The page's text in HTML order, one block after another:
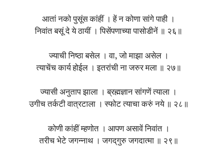
आतां नको पुसूंस कांहीं । हें न कोणा सांगे पाही ।
निवांत बसूं दे ये ठायीं । पिसेंपणाच्या पासोडीनें ॥ २६॥
ज्याची निष्ठा बसेल । वा, जो माझा असेल ।
त्याचेंच कार्य होईल । इतरांची ना जरुर मला ॥ २७॥
ज्यासी अनुताप झाला । ब्रह्मज्ञान सांगणें त्याला ।
उगीच तर्कटी वात्रटाला । स्फोट त्याचा करुं नये ॥ २८॥
कोणी कांहीं म्हणोत । आपण असावें निवांत ।
तरीच भेटे जगन्नाथ । जगद्‌गुरु जगदात्मा ॥ २९॥